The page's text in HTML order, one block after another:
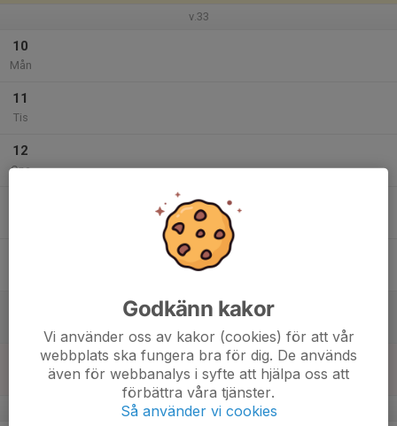
v.33
10
Mån
11
Tis
12
Ons
v.34
Godkänn kakor
Vi använder oss av kakor (cookies) för att vår
webbplats ska fungera bra för dig. De används
även för webbanalys i syfte att hjälpa oss att
förbättra våra tjänster.
Så använder vi cookies